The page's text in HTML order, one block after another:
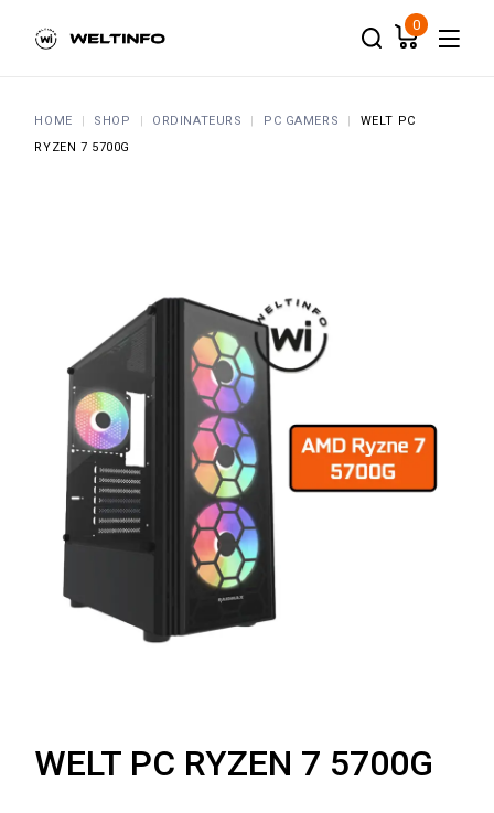
content
0
HOME SHOP ORDINATEURS PC GAMERS
WELT PC
RYZEN 7 5700G
WELT PC RYZEN 7 5700G